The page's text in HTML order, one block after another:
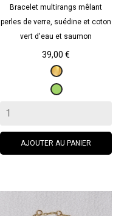
Bracelet multirangs mêlant
perles de verre, suédine et coton
vert d'eau et saumon
Prix
39,00 €
Doré
Vert
AJOUTER AU PANIER